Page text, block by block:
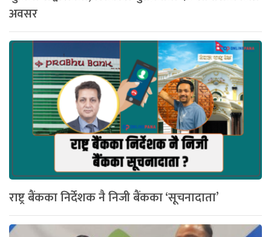
अवसर
राष्ट्र बैंकका निर्देशक नै निजी बैंकका ‘सूचनादाता’